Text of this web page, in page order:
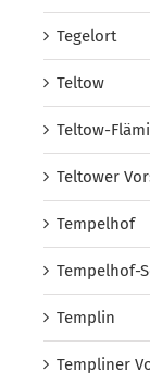
Tegelort
Teltow
Teltow-
Teltower
Tempelhof
Tempelhof-
Templin
Templiner